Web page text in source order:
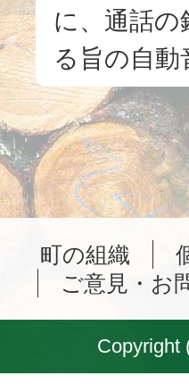
に、通話
る旨の自
町の組織
ご意見・お
Copyright